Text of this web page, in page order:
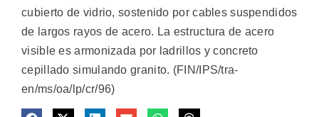
cubierto de vidrio, sostenido por cables suspendidos
de largos rayos de acero. La estructura de acero
visible es armonizada por ladrillos y concreto
cepillado simulando granito. (FIN/IPS/tra-
en/ms/oa/lp/cr/96)